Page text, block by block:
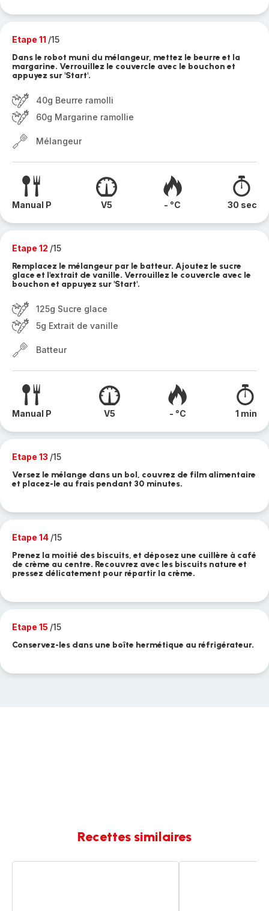
Etape 11 /15
Dans le robot muni du mélangeur, mettez le beurre et la
margarine. Verrouillez le couvercle avec le bouchon et
appuyez sur 'Start'.
40g Beurre ramolli
60g Margarine ramollie
Mélangeur
Manual P V5 - °C 30 sec
Etape 12 /15
Remplacez le mélangeur par le batteur. Ajoutez le sucre
glace et l'extrait de vanille. Verrouillez le couvercle avec le
bouchon et appuyez sur 'Start'.
125g Sucre glace
5g Extrait de vanille
Batteur
Manual P V5 - °C 1 min
Etape 13 /15
Versez le mélange dans un bol, couvrez de film alimentaire
et placez-le au frais pendant 30 minutes.
Etape 14 /15
Prenez la moitié des biscuits, et déposez une cuillère à café
de crème au centre. Recouvrez avec les biscuits nature et
pressez délicatement pour répartir la crème.
Etape 15 /15
Conservez-les dans une boîte hermétique au réfrigérateur.
Recettes similaires